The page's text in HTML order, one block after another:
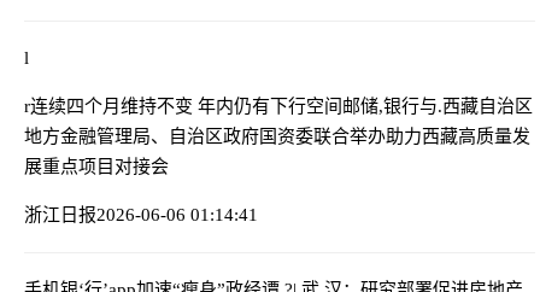
l
r连续四个月维持不变 年内仍有下行空间邮储,银行与.西藏自治区
地方金融管理局、自治区政府国资委联合举办助力西藏高质量发
展重点项目对接会
浙江日报2026-06-06 01:14:41